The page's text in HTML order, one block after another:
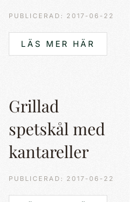
PUBLICERAD: 2017-06-22
LÄS MER HÄR
Grillad
spetskål med
kantareller
PUBLICERAD: 2017-06-22